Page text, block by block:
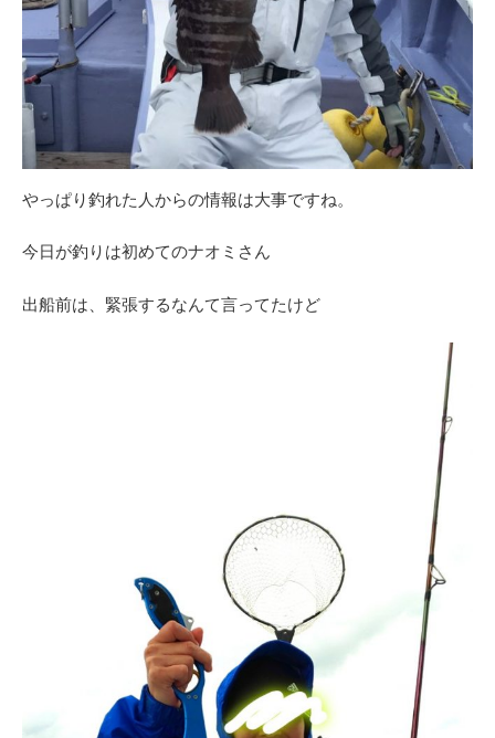
やっぱり釣れた人からの情報は大事ですね。
今日が釣りは初めてのナオミさん
出船前は、緊張するなんて言ってたけど